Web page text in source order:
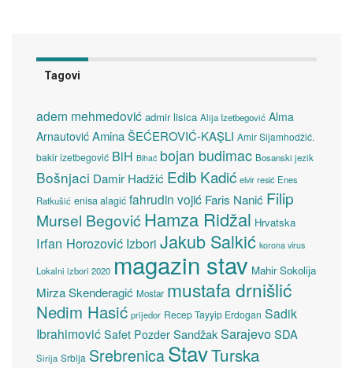
Tagovi
adem mehmedović admir lisica Alija Izetbegović Alma
Arnautović Amina ŠEĆEROVIĆ-KAŞLI Amir Sijamhodžić.
bakir izetbegović BiH Bihać bojan budimac Bosanski jezik
Bošnjaci Damir Hadžić Edib Kadić elvir resić Enes
Ratkušić enisa alagić fahrudin vojić Faris Nanić Filip
Mursel Begović Hamza Ridžal Hrvatska
Irfan Horozović Izbori Jakub Salkić korona virus
Lokalni izbori 2020 magazin stav Mahir Sokolija
Mirza Skenderagić Mostar mustafa drnišlić
Nedim Hasić prijedor Recep Tayyip Erdogan Sadik
Ibrahimović Safet Pozder SandžakSarajevoSDA
Sirija Srbija SrebrenicaStavTurska